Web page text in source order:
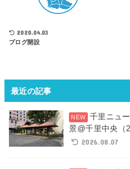
2020.04.03
ブログ開設
最近の記事
千里ニュ
景@千里中央（
2026.08.07